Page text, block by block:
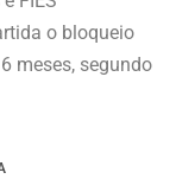
o bloqueio
meses, segundo